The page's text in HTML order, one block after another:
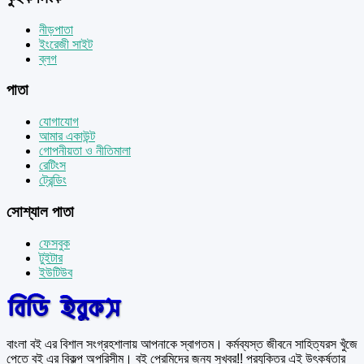
নীড়পাতা
ইংরেজী সাইট
ব্লগ
পাতা
যোগাযোগ
আমার একাউন্ট
গোপনীয়তা ও নীতিমালা
রেটিংস
ট্রেন্ডিং
সোশ্যাল পাতা
ফেসবুক
টুইটার
ইউটিউব
বাংলা বই এর বিশাল সংগ্রহশালায় আপনাকে স্বাগতম। কর্মব্যস্ত জীবনে সাহিত্যরস খুঁজে
পেতে বই এর বিকল্প অপরিসীম। বই প্রেমিদের জন্য সুখবর!! প্রযুক্তির এই উৎকর্ষতার